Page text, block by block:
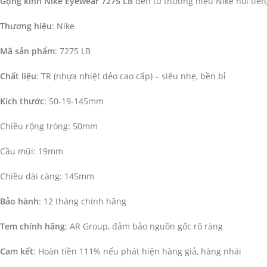
Thương hiệu: Nike
Mã sản phẩm: 7275 LB
Chất liệu: TR (nhựa nhiệt dẻo cao cấp) – siêu nhẹ, bền bỉ
Kích thước: 50-19-145mm
Chiều rộng tròng: 50mm
Cầu mũi: 19mm
Chiều dài càng: 145mm
Bảo hành: 12 tháng chính hãng
Tem chính hãng: AR Group, đảm bảo nguồn gốc rõ ràng
Cam kết: Hoàn tiền 111% nếu phát hiện hàng giả, hàng nhái